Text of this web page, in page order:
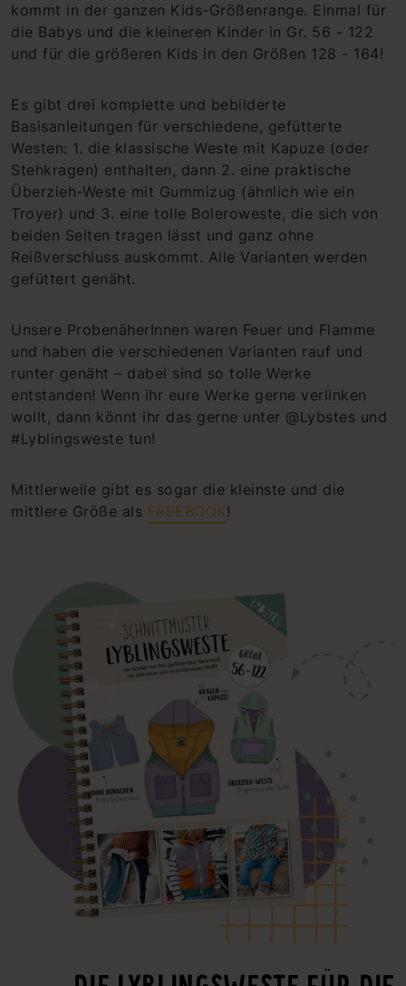
kommt in der ganzen Kids-Größenrange. Einmal für
die Babys und die kleineren Kinder in Gr. 56 - 122
und für die größeren Kids in den Größen 128 - 164!
Es gibt drei komplette und bebilderte
Basisanleitungen für verschiedene, gefütterte
Westen: 1. die klassische Weste mit Kapuze (oder
Stehkragen) enthalten, dann 2. eine praktische
Überzieh-Weste mit Gummizug (ähnlich wie ein
Troyer) und 3. eine tolle Boleroweste, die sich von
beiden Seiten tragen lässt und ganz ohne
Reißverschluss auskommt. Alle Varianten werden
gefüttert genäht.
Unsere ProbenäherInnen waren Feuer und Flamme
und haben die verschiedenen Varianten rauf und
runter genäht – dabei sind so tolle Werke
entstanden! Wenn ihr eure Werke gerne verlinken
wollt, dann könnt ihr das gerne unter @Lybstes und
#Lyblingsweste tun!
Mittlerweile gibt es sogar die kleinste und die
mittlere Größe als FREEBOOK!